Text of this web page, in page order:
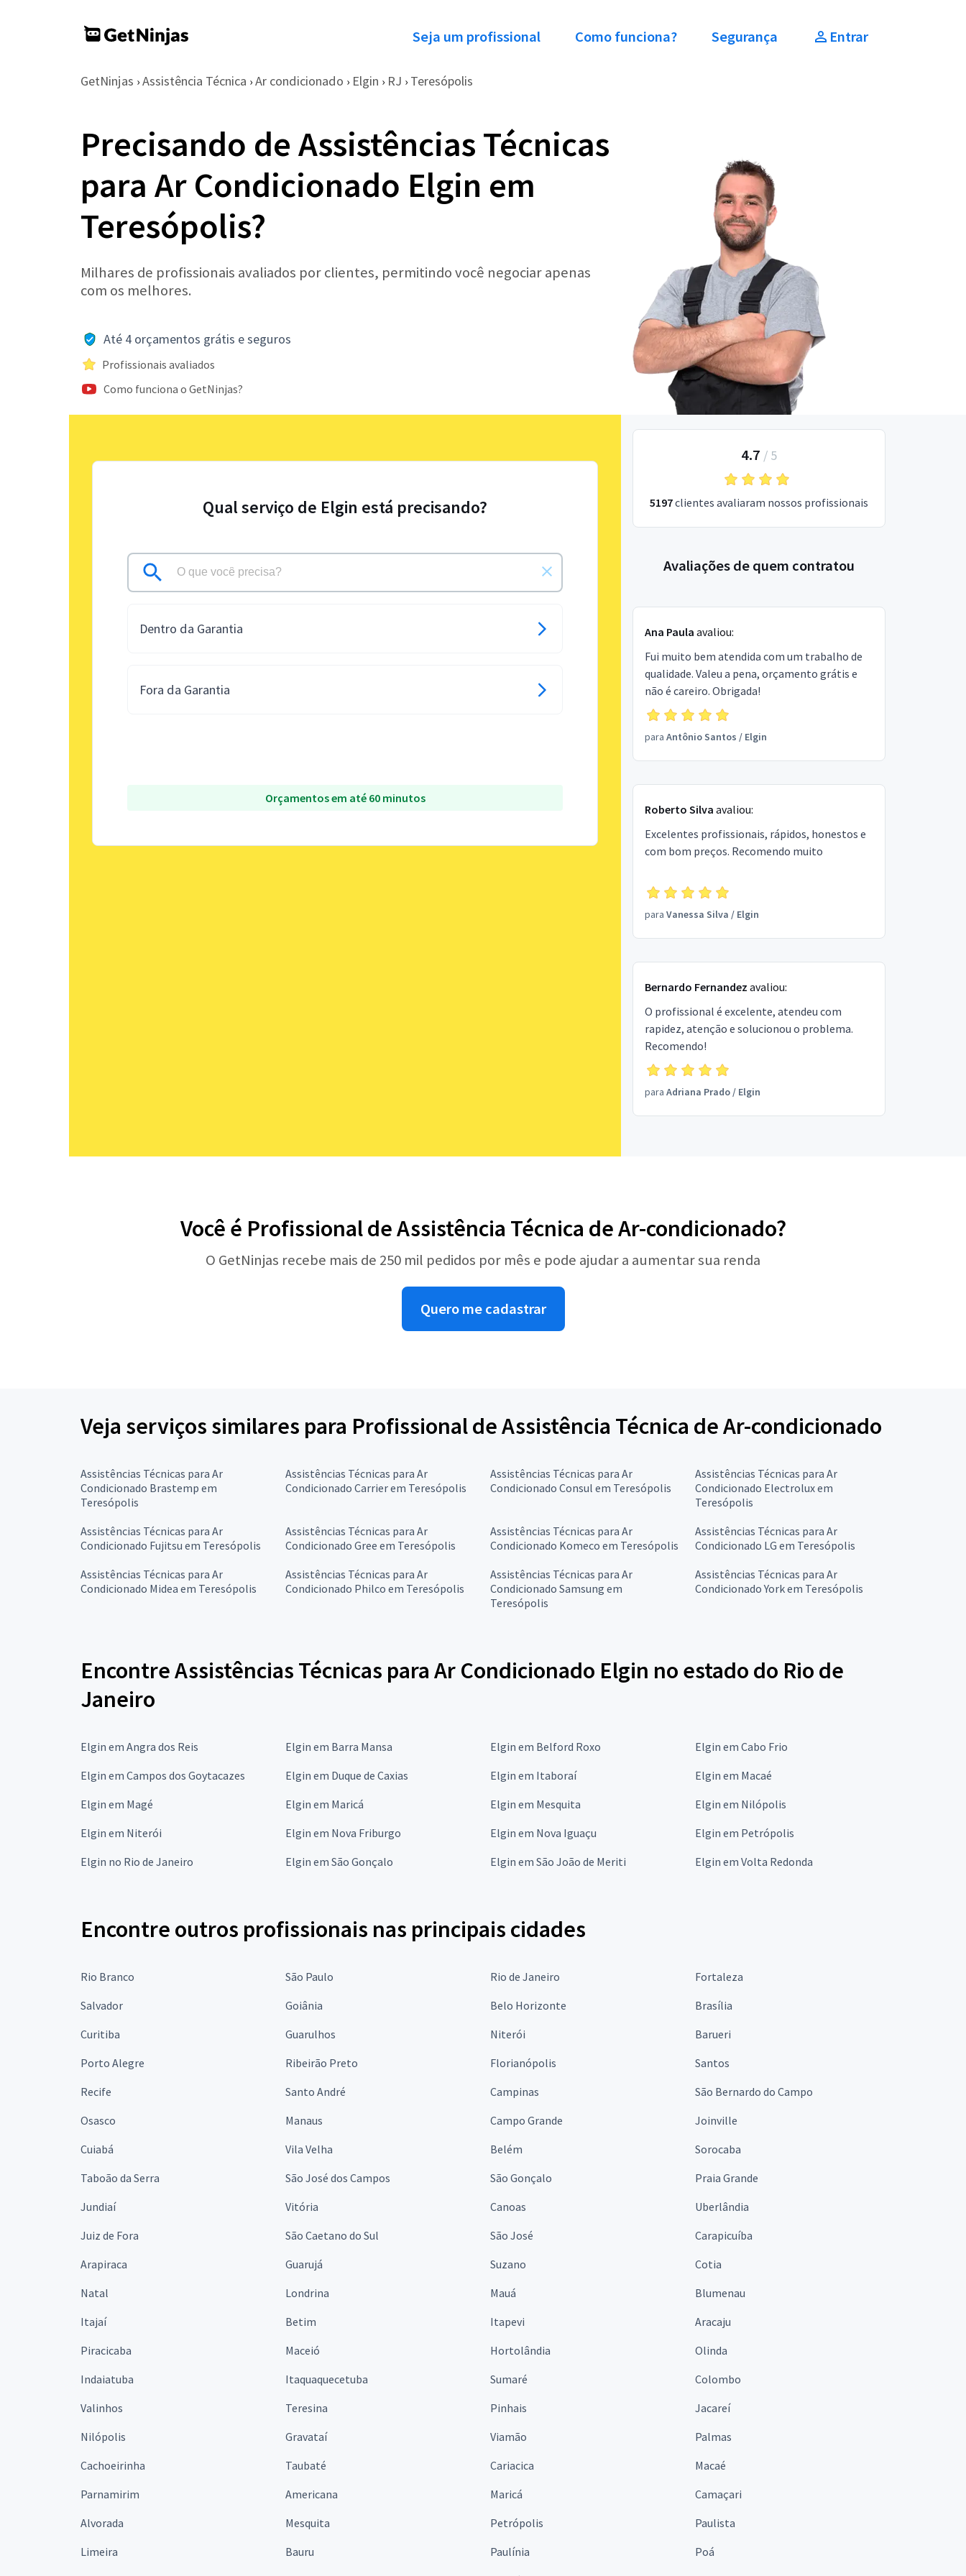
Seja um profissional Como funciona? Segurança Entrar
GetNinjas › Assistência Técnica › Ar condicionado › Elgin › RJ › Teresópolis
Precisando de Assistências Técnicas
para Ar Condicionado Elgin em
Teresópolis?
Milhares de profissionais avaliados por clientes, permitindo você negociar apenas
com os melhores.
Até 4 orçamentos grátis e seguros
Profissionais avaliados
Como funciona o GetNinjas?
Qual serviço de Elgin está precisando?
Dentro da Garantia
Fora da Garantia
Orçamentos em até 60 minutos
4.7 / 5
5197clientes avaliaram nossos profissionais
Avaliações de quem contratou
Ana Paula avaliou:
Fui muito bem atendida com um trabalho de
qualidade. Valeu a pena, orçamento grátis e
não é careiro. Obrigada!
para Antônio Santos / Elgin
Roberto Silva avaliou:
Excelentes profissionais, rápidos, honestos e
com bom preços. Recomendo muito
para Vanessa Silva / Elgin
Bernardo Fernandez avaliou:
O profissional é excelente, atendeu com
rapidez, atenção e solucionou o problema.
Recomendo!
para Adriana Prado/ Elgin
Você é Profissional de Assistência Técnica de Ar-condicionado?
O GetNinjas recebe mais de 250 mil pedidos por mês e pode ajudar a aumentar sua renda
Quero me cadastrar
Veja serviços similares para Profissional de Assistência Técnica de Ar-condicionado
Assistências Técnicas para Ar
Condicionado Brastemp em
Teresópolis
Assistências Técnicas para Ar
Condicionado Carrier em Teresópolis
Assistências Técnicas para Ar
Condicionado Consul em Teresópolis
Assistências Técnicas para Ar
Condicionado Electrolux em
Teresópolis
Assistências Técnicas para Ar
Condicionado Fujitsu em Teresópolis
Assistências Técnicas para Ar
Condicionado Gree em Teresópolis
Assistências Técnicas para Ar
Condicionado Komeco em Teresópolis
Assistências Técnicas para Ar
Condicionado LG em Teresópolis
Assistências Técnicas para Ar
Condicionado Midea em Teresópolis
Assistências Técnicas para Ar
Condicionado Philco em Teresópolis
Assistências Técnicas para Ar
Condicionado Samsung em
Teresópolis
Assistências Técnicas para Ar
Condicionado York em Teresópolis
Encontre Assistências Técnicas para Ar Condicionado Elgin no estado do Rio de
Janeiro
Elgin em Angra dos Reis Elgin em Barra Mansa Elgin em Belford Roxo
Elgin em Cabo Frio
Elgin em Campos dos Goytacazes
Elgin em Duque de Caxias Elgin em Itaboraí
Elgin em Macaé
Elgin em Magé
Elgin em Maricá Elgin em Mesquita
Elgin em Nilópolis
Elgin em Niterói
Elgin em Nova Friburgo Elgin em Nova Iguaçu
Elgin em Petrópolis
Elgin no Rio de Janeiro
Elgin em São Gonçalo Elgin em São João de Meriti Elgin em Volta Redonda
Encontre outros profissionais nas principais cidades
Rio Branco São Paulo Rio de Janeiro
Fortaleza
Salvador
Goiânia Belo Horizonte
Brasília
Curitiba
Guarulhos Niterói
Barueri
Porto Alegre
Ribeirão Preto Florianópolis
Santos
Recife
Santo André Campinas
São Bernardo do Campo
Osasco
Manaus Campo Grande
Joinville
Cuiabá
Vila Velha Belém
Sorocaba
Taboão da Serra
São José dos Campos São Gonçalo
Praia Grande
Jundiaí
Vitória Canoas
Uberlândia
Juiz de Fora
São Caetano do Sul São José
Carapicuíba
Arapiraca
Guarujá Suzano
Cotia
Natal
Londrina Mauá
Blumenau
Itajaí
Betim Itapevi
Aracaju
Piracicaba
Maceió Hortolândia
Olinda
Indaiatuba
Itaquaquecetuba Sumaré
Colombo
Valinhos
Teresina Pinhais
Jacareí
Nilópolis
Gravataí Viamão
Palmas
Cachoeirinha
Taubaté Cariacica
Macaé
Parnamirim
Americana Maricá
Camaçari
Alvorada
Mesquita Petrópolis
Paulista
Limeira
Bauru Paulínia
Poá